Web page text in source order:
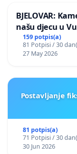
BJELOVAR:
našu djecu u
159 potpis(a)
81 Potpisi / 30
27 May 2026
Postavljanje
81 potpis(a)
71 Potpisi / 30
30 Jun 2026